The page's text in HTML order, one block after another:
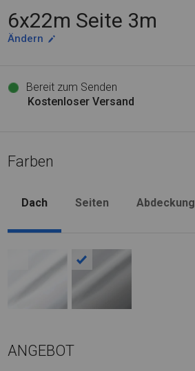
6x22m Seite 3m
Ändern
Bereit zum Senden
Kostenloser Versand
Farben
Dach Seiten
ANGEBOT